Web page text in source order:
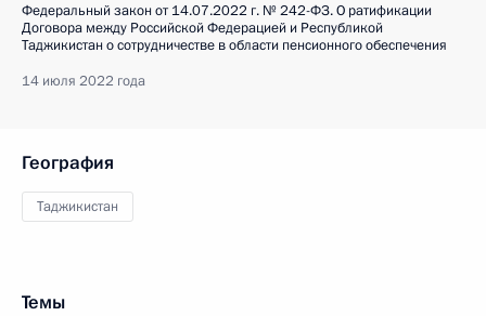
Федеральный закон от 14.07.2022 г. № 242-ФЗ. О ратификации
Договора между Российской Федерацией и Республикой
Таджикистан о сотрудничестве в области пенсионного обеспечения
14 июля 2022 года
География
Таджикистан
Темы